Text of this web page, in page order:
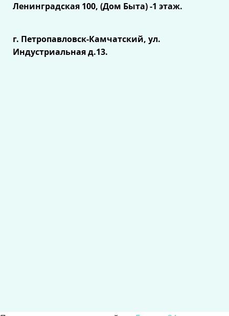
Ленинградская 100, (Дом Быта) -1 этаж.
г. Петропавловск-Камчатский, ул.
Индустриальная д.13.